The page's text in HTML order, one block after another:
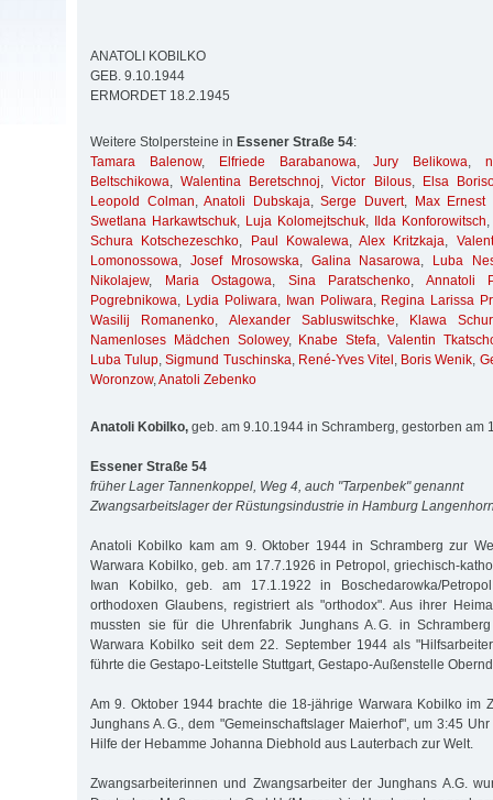
ANATOLI KOBILKO
GEB. 9.10.1944
ERMORDET 18.2.1945
Weitere Stolpersteine in Essener Straße 54:
Tamara Balenow, Elfriede Barabanowa,Jury Belikowa,
Beltschikowa,Walentina Beretschnoj,Victor Bilous,
Elsa
Leopold Colman,Anatoli Dubskaja,Serge Duvert,
Max Ernest
Swetlana Harkawtschuk, Luja Kolomejtschuk, Ilda Konforowitsch
Schura Kotschezeschko, Paul Kowalewa, Alex Kritzkaja,
Lomonossowa, Josef Mrosowska, Galina Nasarowa,
Luba
Nikolajew, Maria Ostagowa, Sina Paratschenko, Annatoli
Pogrebnikowa, Lydia Poliwara, Iwan Poliwara, Regina Larissa
Wasilij Romanenko, Alexander Sabluswitschke,
Klawa
Namenloses Mädchen Solowey, Knabe Stefa, Valentin
Luba Tulup,Sigmund Tuschinska, René-Yves Vitel , Boris Wenik,
Woronzow,Anatoli Zebenko
Anatoli Kobilko, geb. am 9.10.1944 in Schramberg, gestorben am
Essener Straße 54
früher Lager Tannenkoppel, Weg 4, auch "Tarpenbek" genannt
Zwangsarbeitslager der Rüstungsindustrie in Hamburg
Anatoli Kobilko kam am 9. Oktober 1944 in Schramberg zur
Warwara Kobilko, geb. am 17.7.1926 in Petropol, griechisch-
Iwan Kobilko, geb. am 17.1.1922 in Boschedarowka/
orthodoxen Glaubens, registriert als "orthodox". Aus ihrer
mussten sie für die Uhrenfabrik Junghans A. G. in
Warwara Kobilko seit dem 22. September 1944 als
führte die Gestapo-Leitstelle Stuttgart, Gestapo-Außenstelle
Am 9. Oktober 1944 brachte die 18-jährige Warwara Kobilko im
Junghans A. G., dem "Gemeinschaftslager Maierhof", um 3:45
Hilfe der Hebamme Johanna Diebhold aus Lauterbach zur Welt.
Zwangsarbeiterinnen und Zwangsarbeiter der Junghans A.G.